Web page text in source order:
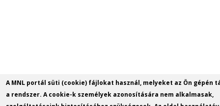
A MNL portál süti (cookie) fájlokat használ, melyeket az Ön gépén
a rendszer. A cookie-k személyek azonosítására nem alkalmasak,